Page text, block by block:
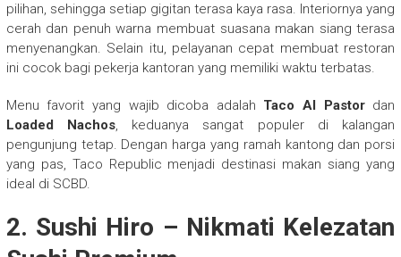
pilihan, sehingga setiap gigitan terasa kaya rasa. Interiornya yang
cerah dan penuh warna membuat suasana makan siang terasa
menyenangkan. Selain itu, pelayanan cepat membuat restoran
ini cocok bagi pekerja kantoran yang memiliki waktu terbatas.
Menu favorit yang wajib dicoba adalah Taco Al Pastordan
Loaded Nachos, keduanya sangat populer di kalangan
pengunjung tetap. Dengan harga yang ramah kantong dan porsi
yang pas, Taco Republic menjadi destinasi makan siang yang
ideal di SCBD.
2. Sushi Hiro – Nikmati Kelezatan